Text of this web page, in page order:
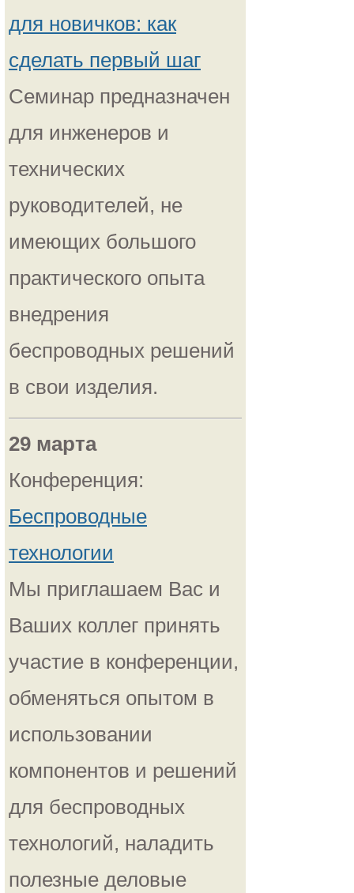
для новичков: как
сделать первый шаг
Семинар предназначен
для инженеров и
технических
руководителей, не
имеющих большого
практического опыта
внедрения
беспроводных решений
в свои изделия.
29 марта
Конференция:
Беспроводные
технологии
Мы приглашаем Вас и
Ваших коллег принять
участие в конференции,
обменяться опытом в
использовании
компонентов и решений
для беспроводных
технологий, наладить
полезные деловые